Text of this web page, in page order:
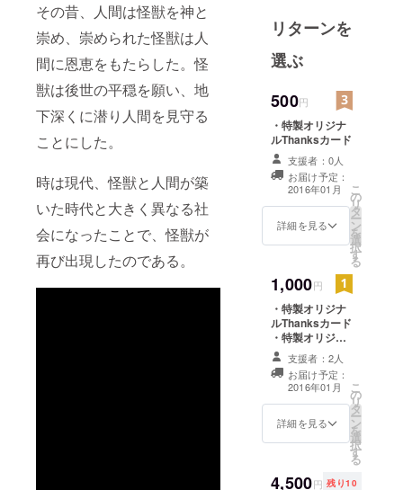
その昔、人間は怪獣を神と
崇め、崇められた怪獣は人
間に恩恵をもたらした。怪
獣は後世の平穏を願い、地
下深くに潜り人間を見守る
ことにした。
時は現代、怪獣と人間が築
いた時代と大きく異なる社
会になったことで、怪獣が
再び出現したのである。
地域の文
化・歴史・
習慣といっ
た地域の源
となる力の
象徴であり
守り神であ
る。
リターンを
選ぶ
500円
・特製オリジナ
ルThanksカード
支援者：0人
お届け予定：
2016年01月
詳細を見る
こ
の
リ
タ
ー
ン
を
選
択
す
る
1,000円
・特製オリジナ
ルThanksカード
・特製オリジナ
ルカンバッジ
支援者：2人
お届け予定：
2016年01月
詳細を見る
こ
の
リ
タ
ー
ン
を
選
択
す
る
4,500円 残り10